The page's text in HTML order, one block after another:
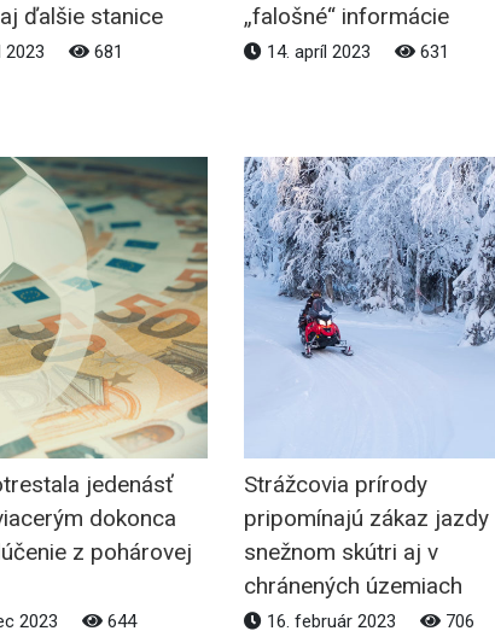
ďalšie stanice
681
„falošné“ informácie
14. apríl 2023 631
jedenásť
dokonca
z pohárovej
2023 644
Strážcovia prírody
pripomínajú zákaz jazdy
snežnom skútri aj v
chránených územiach
16. február 2023 706